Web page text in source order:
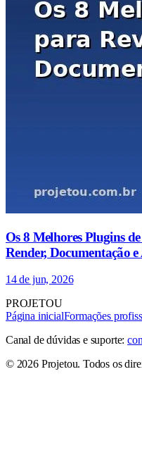
Os 8 Melhores Plugins
Render, Documentação
14 de jun, 2026
PROJETOU
Página inicialFormações
Canal de dúvidas e suporte:
© 2026 Projetou. Todos os